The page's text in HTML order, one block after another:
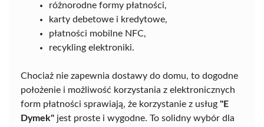
różnorodne formy płatności,
karty debetowe i kredytowe,
płatności mobilne NFC,
recykling elektroniki.
Chociaż nie zapewnia dostawy do domu, to dogodne
położenie i możliwość korzystania z elektronicznych
form płatności sprawiają, że korzystanie z usług "E
Dymek" jest proste i wygodne. To solidny wybór dla